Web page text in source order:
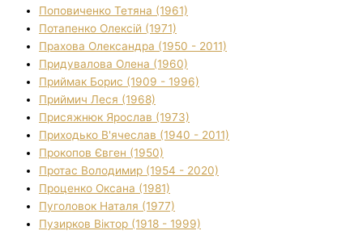
Поповиченко Тетяна (1961)
Потапенко Олексій (1971)
Прахова Олександра (1950 - 2011)
Придувалова Олена (1960)
Приймак Борис (1909 - 1996)
Приймич Леся (1968)
Присяжнюк Ярослав (1973)
Приходько В'ячеслав (1940 - 2011)
Прокопов Євген (1950)
Протас Володимир (1954 - 2020)
Проценко Оксана (1981)
Пуголовок Наталя (1977)
Пузирков Віктор (1918 - 1999)